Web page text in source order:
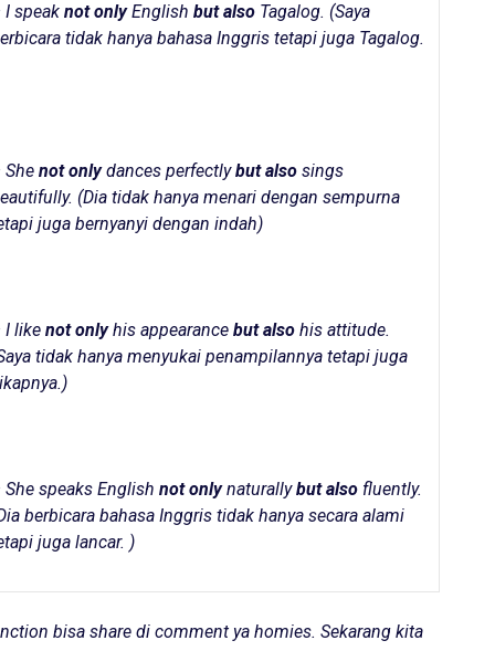
I speak not onlyEnglish but also Tagalog. (Saya
tidak hanya bahasa Inggris tetapi juga Tagalog.
She not onlydances perfectlybut also sings
(Dia tidak hanya menari dengan sempurna
juga bernyanyi dengan indah)
I like not onlyhis appearance but also his attitude.
tidak hanya menyukai penampilannya tetapi juga
)
She speaks English not onlynaturallybut also fluently.
berbicara bahasa Inggris tidak hanya secara alami
juga lancar. )
bisa share di comment ya homies. Sekarang kita